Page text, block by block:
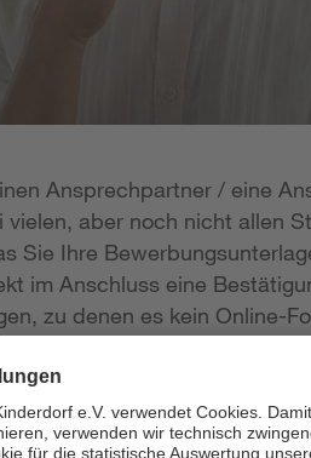
Ansprechpartner / eine
aber noch nicht allen
Sie Ihre
im Anschluss eine
zu denen es kein Online-
Mail zukommen lassen; die
Natürlich nehmen wir